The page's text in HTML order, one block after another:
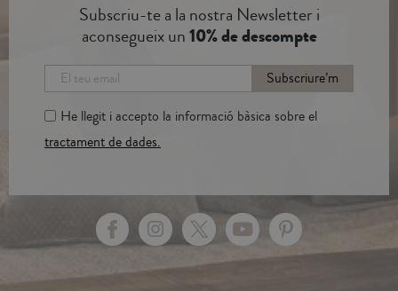
Subscriu-te a la nostra Newsletter i
aconsegueix un10% de descompte
Subscriure’m
He llegit i accepto la informació bàsica sobre el
tractament de dades.